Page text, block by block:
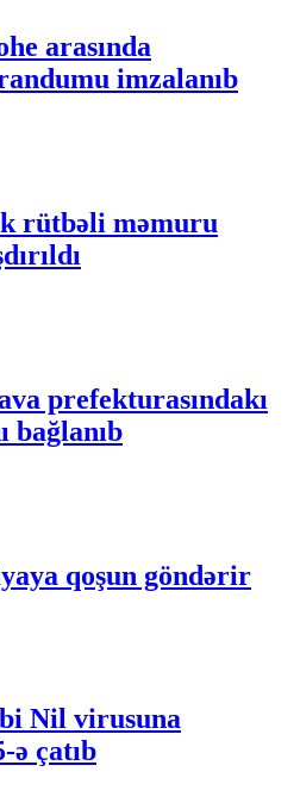
arasında
imzalanıb
rütbəli məmuru
prefekturasındakı
bağlanıb
qoşun göndərir
Nil virusuna
ə çatıb